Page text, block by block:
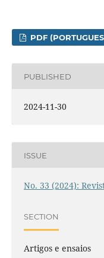
PDF
PUBLISHED
2024-11-30
ISSUE
No. 33 (2024):
SECTION
Artigos e ensaios